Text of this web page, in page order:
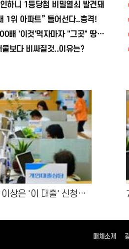
하니 1등당첨 비밀열쇠 발견돼
1위 아파트” 들어선다..충격!
배 '이것'먹자마자 "그곳" 땅땅해져..
보다 비싸질것..이유는?
상은 '이 대출' 신청해
매체소개